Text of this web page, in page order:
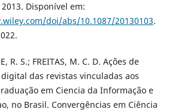
Disponível em:
doi/abs/10.1087/20130103.
R. S.; FREITAS, M. C. D. Ações de
das revistas vinculadas aos
em Ciencia da Informação e
no Brasil. Convergências em Ciência